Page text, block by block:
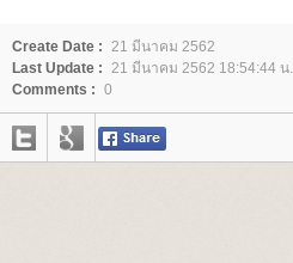
Create Date : 21 มีนาคม 2562
Last Update : 21 มีนาคม 2562 18:54:44 น.
Comments : 0